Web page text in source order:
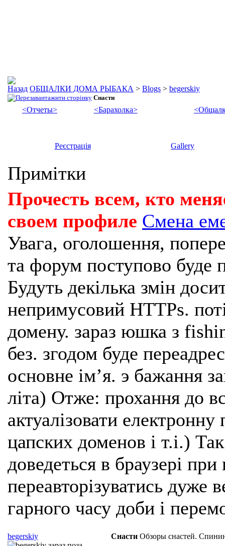
ОБЩАЛКИ ДОМА РЫБАКА > Blogs > begerskiy
Снасти
<Отчеты> <Барахолка>
Реєстрація Gallery
Примітки
Прочесть всем, кто
своем профиле Смена
Увага, оголошення,
та форум поступово буде
Будуть декілька змін
непримусовий HTTPs.
домену. зараз юшка з
без. згодом буде
основне імʼя. э бажання
літа) Отже: прохання до
актуалізовати
цапских доменов і т.і.)
доведеться в браузері
переавторізуватись
гарного часу доби і
Снасти Обзоры снастей.
begerskiy